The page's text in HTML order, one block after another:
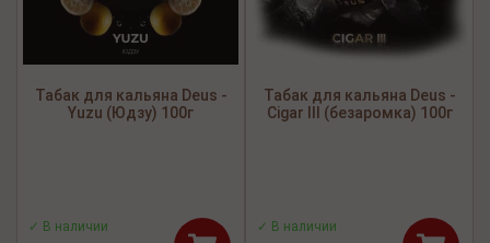
Табак для кальяна Deus -
Yuzu (Юдзу) 100г
✓ В наличии
Табак для кальяна Deus -
Cigar III (безаромка) 100г
✓ В наличии